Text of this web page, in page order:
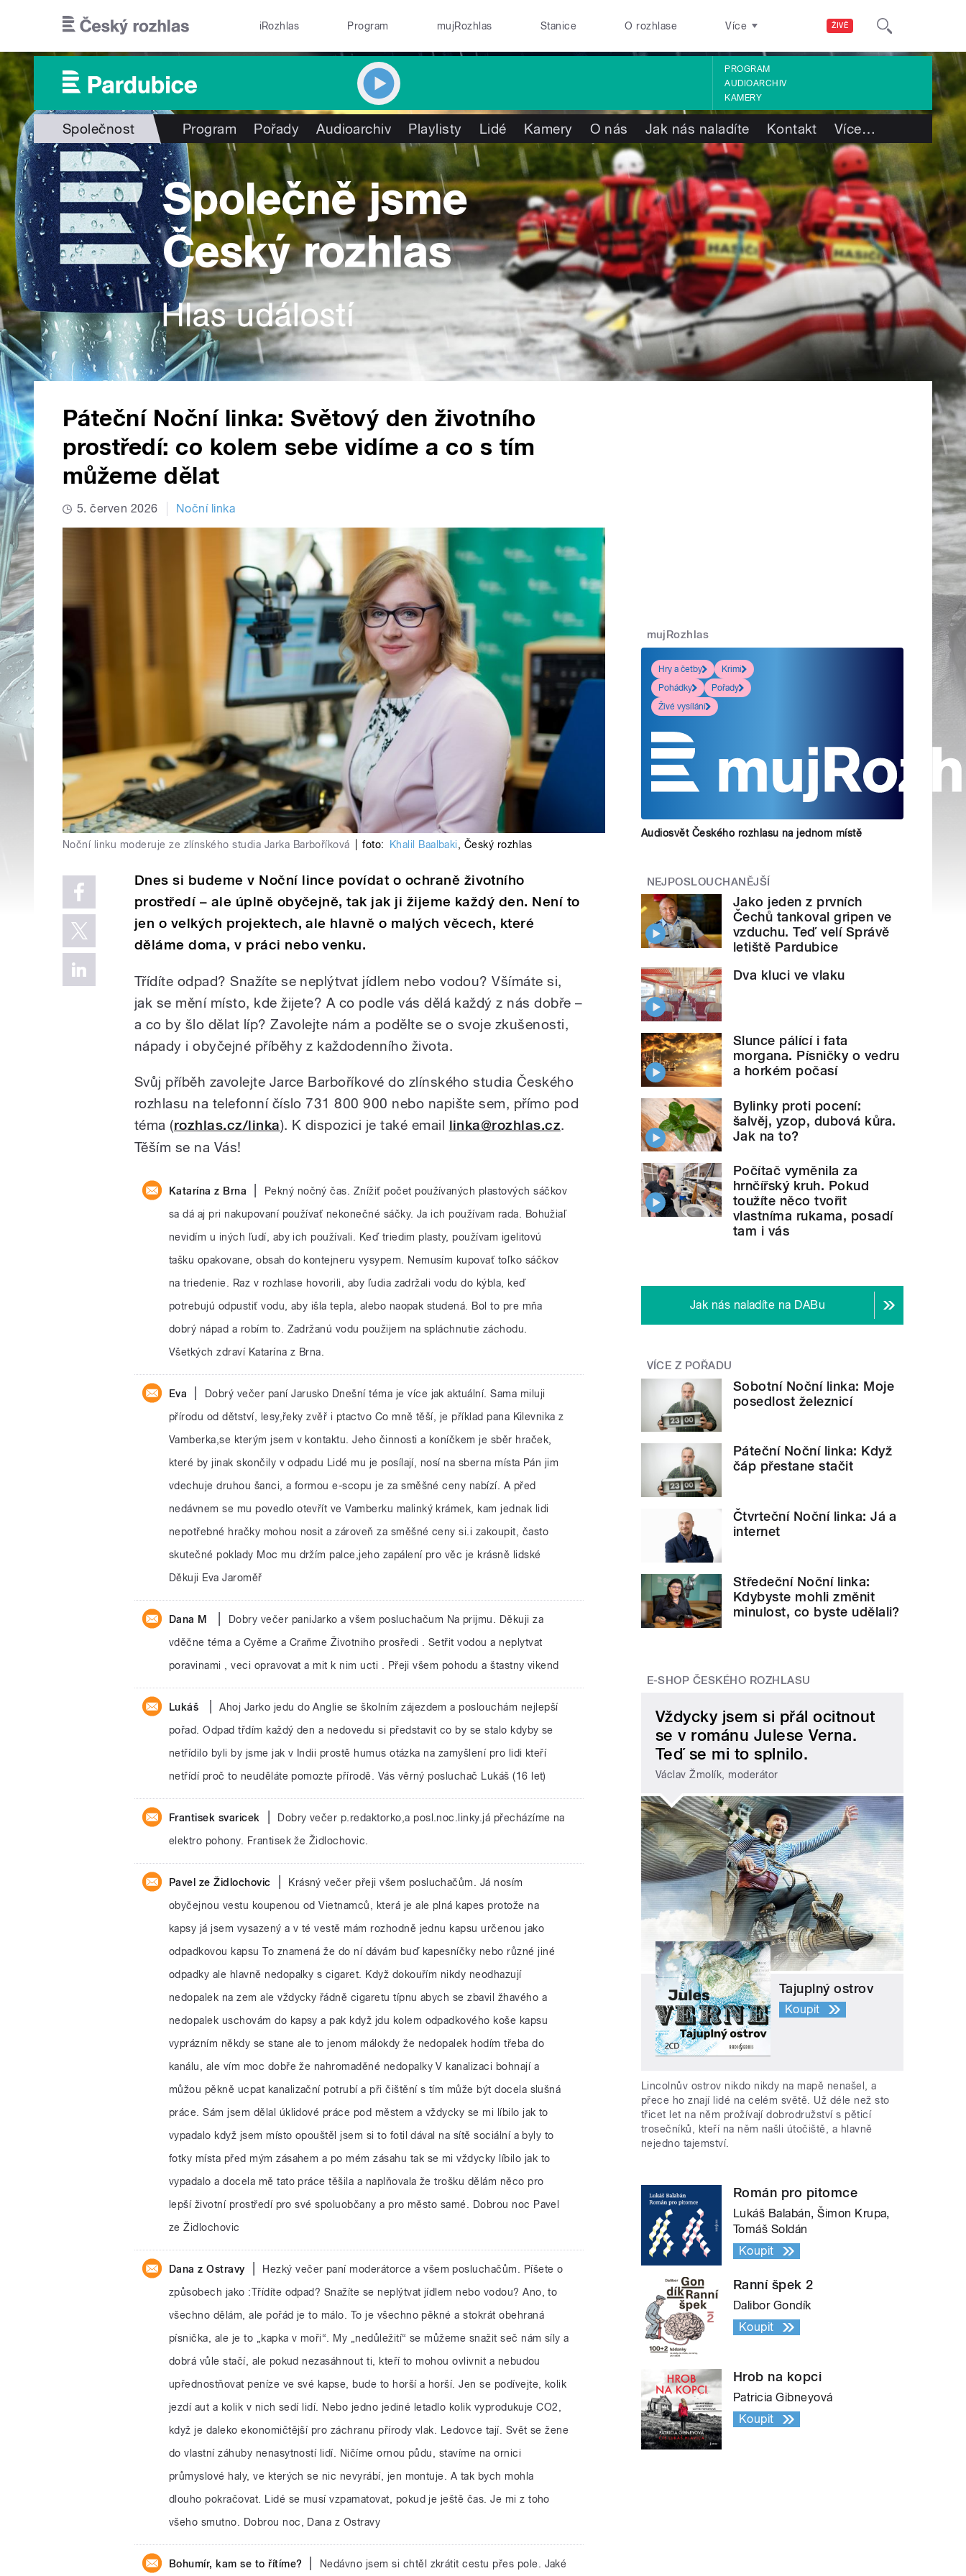
ŽIVĚ
iRozhlas Program mujRozhlas Stanice O rozhlase Více
PROGRAM
AUDIOARCHIV
KAMERY
Společnost Program Pořady Audioarchiv Playlisty Lidé Kamery O nás Jak nás naladíte Kontakt Více…
Páteční Noční linka: Světový den životního
prostředí: co kolem sebe vidíme a co s tím
můžeme dělat
5. červen 2026 Noční linka
Noční linku moderuje ze zlínského studia Jarka Barboříková foto: Khalil Baalbaki, Český rozhlas
Dnes si budeme v Noční lince povídat o ochraně životního
prostředí – ale úplně obyčejně, tak jak ji žijeme každý den. Není to
jen o velkých projektech, ale hlavně o malých věcech, které
děláme doma, v práci nebo venku.
Třídíte odpad? Snažíte se neplýtvat jídlem nebo vodou? Všímáte si,
jak se mění místo, kde žijete? A co podle vás dělá každý z nás dobře –
a co by šlo dělat líp? Zavolejte nám a podělte se o svoje zkušenosti,
nápady i obyčejné příběhy z každodenního života.
Svůj příběh zavolejte Jarce Barboříkové do zlínského studia Českého
rozhlasu na telefonní číslo 731 800 900 nebo napište sem, přímo pod
téma (rozhlas.cz/linka). K dispozici je také email linka@rozhlas.cz.
Těším se na Vás!
Katarína z Brna
Pekný nočný čas. Znížiť počet používaných plastových sáčkov
sa dá aj pri nakupovaní používať nekonečné sáčky. Ja ich používam rada. Bohužiaľ
nevidím u iných ľudí, aby ich používali. Keď triedim plasty, používam igelitovú
tašku opakovane, obsah do kontejneru vysypem. Nemusím kupovať toľko sáčkov
na triedenie. Raz v rozhlase hovorili, aby ľudia zadržali vodu do kýbla, keď
potrebujú odpustiť vodu, aby išla tepla, alebo naopak studená. Bol to pre mňa
dobrý nápad a robím to. Zadržanú vodu použijem na spláchnutie záchodu.
Všetkých zdraví Katarína z Brna.
Eva
Dobrý večer paní Jarusko Dnešní téma je více jak aktuální. Sama miluji
přírodu od dětství, lesy,řeky zvěř i ptactvo Co mně těší, je příklad pana Kilevnika z
Vamberka,se kterým jsem v kontaktu. Jeho činnosti a koníčkem je sběr hraček,
které by jinak skončily v odpadu Lidé mu je posílají, nosí na sberna místa Pán jim
vdechuje druhou šanci, a formou e-scopu je za směšné ceny nabízí. A před
nedávnem se mu povedlo otevřít ve Vamberku malinký krámek, kam jednak lidi
nepotřebné hračky mohou nosit a zároveň za směšné ceny si.i zakoupit, často
skutečné poklady Moc mu držím palce,jeho zapálení pro věc je krásně lidské
Děkuji Eva Jaroměř
Dana M
Dobry večer paniJarko a všem posluchačum Na prijmu. Děkuji za
vděčne téma a Cyěme a Craňme Životniho prosředi . Setřit vodou a neplytvat
poravinami , veci opravovat a mit k nim ucti . Přeji všem pohodu a štastny vikend
Lukáš
Ahoj Jarko jedu do Anglie se školním zájezdem a poslouchám nejlepší
pořad. Odpad třdím každý den a nedovedu si představit co by se stalo kdyby se
netřídilo byli by jsme jak v Indii prostě humus otázka na zamyšlení pro lidi kteří
netřídí proč to neuděláte pomozte přírodě. Vás věrný posluchač Lukáš (16 let)
Frantisek svaricek
Dobry večer p.redaktorko,a posl.noc.linky.já přecházíme na
elektro pohony. Frantisek že Židlochovic.
Pavel ze Židlochovic
Krásný večer přeji všem posluchačům. Já nosím
obyčejnou vestu koupenou od Vietnamců, která je ale plná kapes protože na
kapsy já jsem vysazený a v té vestě mám rozhodně jednu kapsu určenou jako
odpadkovou kapsu To znamená že do ní dávám buď kapesníčky nebo různé jiné
odpadky ale hlavně nedopalky s cigaret. Když dokouřím nikdy neodhazují
nedopalek na zem ale vždycky řádně cigaretu típnu abych se zbavil žhavého a
nedopalek uschovám do kapsy a pak když jdu kolem odpadkového koše kapsu
vyprázním někdy se stane ale to jenom málokdy že nedopalek hodím třeba do
kanálu, ale vím moc dobře že nahromaděné nedopalky V kanalizaci bohnají a
můžou pěkně ucpat kanalizační potrubí a při čištění s tím může být docela slušná
práce. Sám jsem dělal úklidové práce pod městem a vždycky se mi líbilo jak to
vypadalo když jsem místo opouštěl jsem si to fotil dával na sítě sociální a byly to
fotky místa před mým zásahem a po mém zásahu tak se mi vždycky líbilo jak to
vypadalo a docela mě tato práce těšila a naplňovala že trošku dělám něco pro
lepší životní prostředí pro své spoluobčany a pro město samé. Dobrou noc Pavel
ze Židlochovic
Dana z Ostravy
Hezký večer paní moderátorce a všem posluchačům. Píšete o
způsobech jako :Třídíte odpad? Snažíte se neplýtvat jídlem nebo vodou? Ano, to
všechno dělám, ale pořád je to málo. To je všechno pěkné a stokrát obehraná
písnička, ale je to „kapka v moři“. My „nedůležití“ se můžeme snažit seč nám síly a
dobrá vůle stačí, ale pokud nezasáhnout ti, kteří to mohou ovlivnit a nebudou
upřednostňovat peníze ve své kapse, bude to horší a horší. Jen se podívejte, kolik
jezdí aut a kolik v nich sedí lidí. Nebo jedno jediné letadlo kolik vyprodukuje CO2,
když je daleko ekonomičtější pro záchranu přírody vlak. Ledovce tají. Svět se žene
do vlastní záhuby nenasytností lidí. Ničíme ornou půdu, stavíme na ornici
průmyslové haly, ve kterých se nic nevyrábí, jen montuje. A tak bych mohla
dlouho pokračovat. Lidé se musí vzpamatovat, pokud je ještě čas. Je mi z toho
všeho smutno. Dobrou noc, Dana z Ostravy
Bohumír, kam se to řítíme? Nedávno jsem si chtěl zkrátit cestu přes pole. Jaké
mujRozhlas
Hry a četby
Krimi
Pohádky
Pořady
Živé vysílání
Audiosvět Českého rozhlasu na jednom místě
NEJPOSLOUCHANĚJŠÍ
Jako jeden z prvních
Čechů tankoval gripen ve
vzduchu. Teď velí Správě
letiště Pardubice
Dva kluci ve vlaku
Slunce pálící i fata
morgana. Písničky o vedru
a horkém počasí
Bylinky proti pocení:
šalvěj, yzop, dubová kůra.
Jak na to?
Počítač vyměnila za
hrnčířský kruh. Pokud
toužíte něco tvořit
vlastníma rukama, posadí
tam i vás
Jak nás naladíte na DABu
VÍCE Z POŘADU
Sobotní Noční linka: Moje
posedlost železnicí
Páteční Noční linka: Když
čáp přestane stačit
Čtvrteční Noční linka: Já a
internet
Středeční Noční linka:
Kdybyste mohli změnit
minulost, co byste udělali?
E-SHOP ČESKÉHO ROZHLASU
Vždycky jsem si přál ocitnout
se v románu Julese Verna.
Teď se mi to splnilo.
Václav Žmolík, moderátor
Tajuplný ostrov
Koupit
Lincolnův ostrov nikdo nikdy na mapě nenašel, a
přece ho znají lidé na celém světě. Už déle než sto
třicet let na něm prožívají dobrodružství s pěticí
trosečníků, kteří na něm našli útočiště, a hlavně
nejedno tajemství.
Román pro pitomce
Lukáš Balabán, Šimon Krupa,
Tomáš Soldán
Koupit
Ranní špek 2
Dalibor Gondík
Koupit
Hrob na kopci
Patricia Gibneyová
Koupit